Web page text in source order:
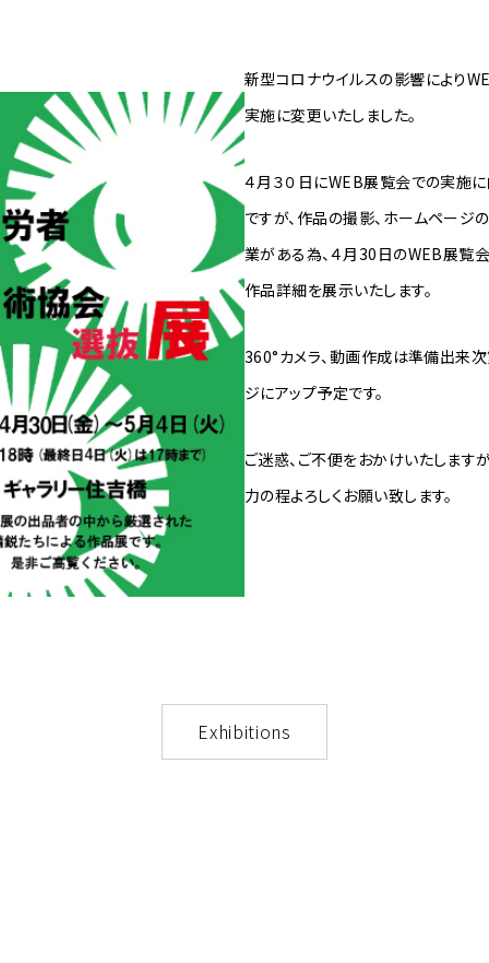
新型コロナウイルスの影響により
実施に変更いたしました。
４月３０日にWEB展覧会での実施
ですが、作品の撮影、ホームページ
業がある為、４月30日のWEB展覧
作品詳細を展示いたします。
360°カメラ、動画作成は準備出来
ジにアップ予定です。
ご迷惑、ご不便をおかけいたします
力の程よろしくお願い致します。
Exhibitions